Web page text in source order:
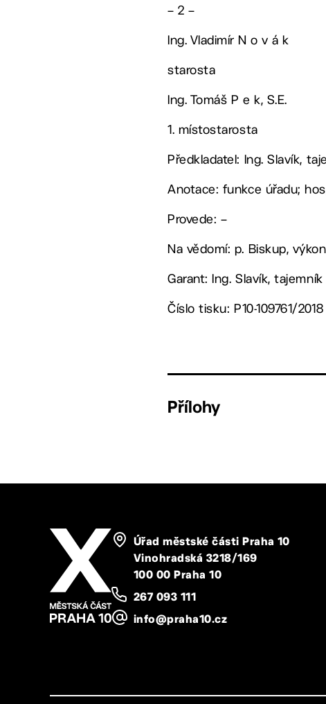
– 2 –
Ing. Vladimír N o v á k
starosta
Ing. Tomáš P e k, S.E.
1. místostarosta
Předkladatel: Ing. Slavík,
Anotace: funkce úřadu;
Provede: –
Na vědomí: p. Biskup,
Garant: Ing. Slavík, tajemník
Číslo tisku: P10-109761/2018
Přílohy
Úřad městské části Praha 10
Vinohradská 3218/169
100 00 Praha 10
267 093 111
info@praha10.cz